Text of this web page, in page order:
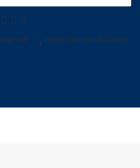
Facebook
Twitter
YouTube
|
https://ibnodisha.com/